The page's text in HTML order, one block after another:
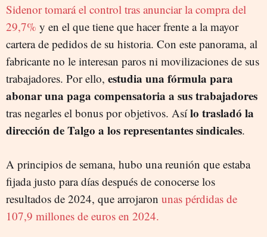
Sidenor tomará el control tras anunciar la compra del
29,7% y en el que tiene que hacer frente a la mayor
cartera de pedidos de su historia. Con este panorama, al
fabricante no le interesan paros ni movilizaciones de sus
trabajadores. Por ello, estudia una fórmula para
abonar una paga compensatoria a sus trabajadores
tras negarles el bonus por objetivos. Asílo trasladó la
dirección de Talgo a los representantes sindicales.
A principios de semana, hubo una reunión que estaba
fijada justo para días después de conocerse los
resultados de 2024, que arrojaron unas pérdidas de
107,9 millones de euros en 2024.